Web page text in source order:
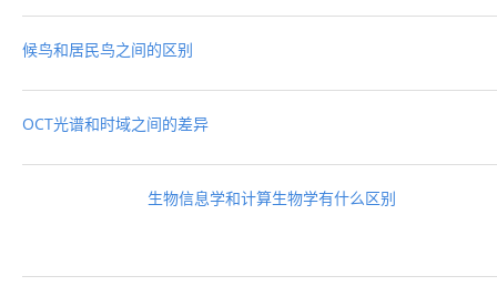
候鸟和居民鸟之间的区别
OCT光谱和时域之间的差异
生物信息学和计算生物学有什么区别